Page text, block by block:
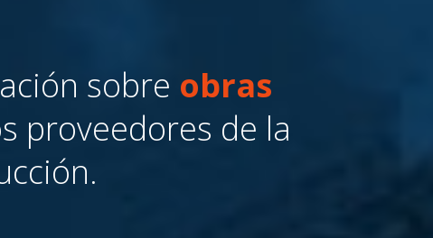
sobre obras
proveedores de la